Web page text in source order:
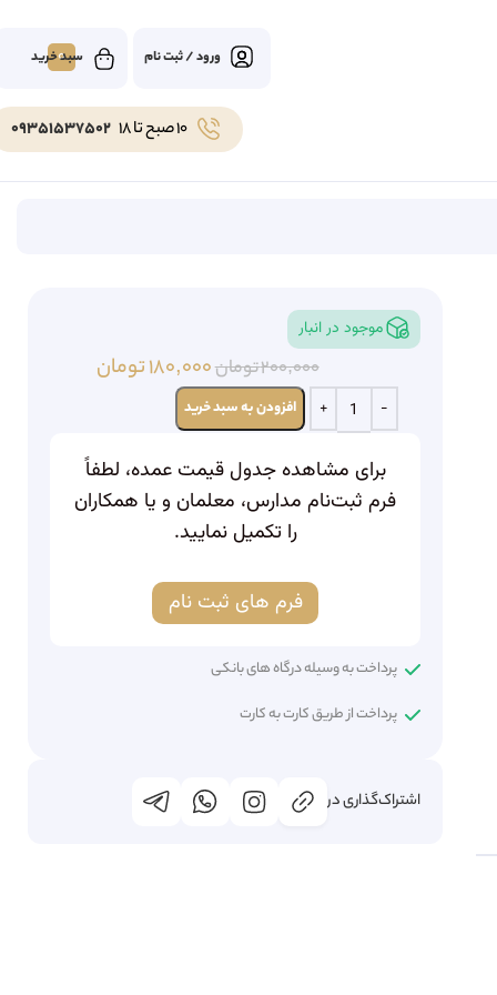
ورود / ثبت نام 0
10 صبح تا 18 09351537502
موجود در انبار
۲۰۰,۰۰۰تومان۱۸۰,۰۰۰تومان
افزودن به سبد خرید
برای مشاهده جدول قیمت عمده، لطفاً
فرم ثبت‌نام مدارس، معلمان و یا همکاران
را تکمیل نمایید.
فرم های ثبت نام
پرداخت به وسیله درگاه های بانکی
پرداخت از طریق کارت به کارت
اشتراک‌گذاری در